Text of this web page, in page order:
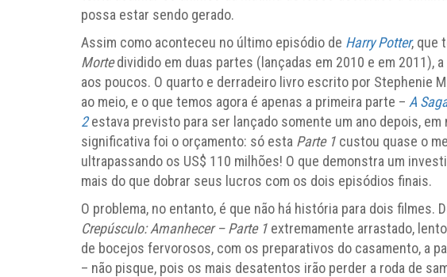
possa estar sendo gerado.
Assim como aconteceu no último episódio de Harry Potter, que
Mortedividido em duas partes (lançadas em 2010 e em 2011), a
aos poucos. O quarto e derradeiro livro escrito por Stephenie
ao meio, e o que temos agora é apenas a primeira parte – A
2estava previsto para ser lançado somente um ano depois, em
significativa foi o orçamento: só esta Parte 1 custou quase o
ultrapassando os US$ 110 milhões! O que demonstra um
mais do que dobrar seus lucros com os dois episódios finais.
O problema, no entanto, é que não há história para dois filmes.
Crepúsculo: Amanhecer – Parte 1 extremamente arrastado,
de bocejos fervorosos, com os preparativos do casamento, a
– não pisque, pois os mais desatentos irão perder a roda de